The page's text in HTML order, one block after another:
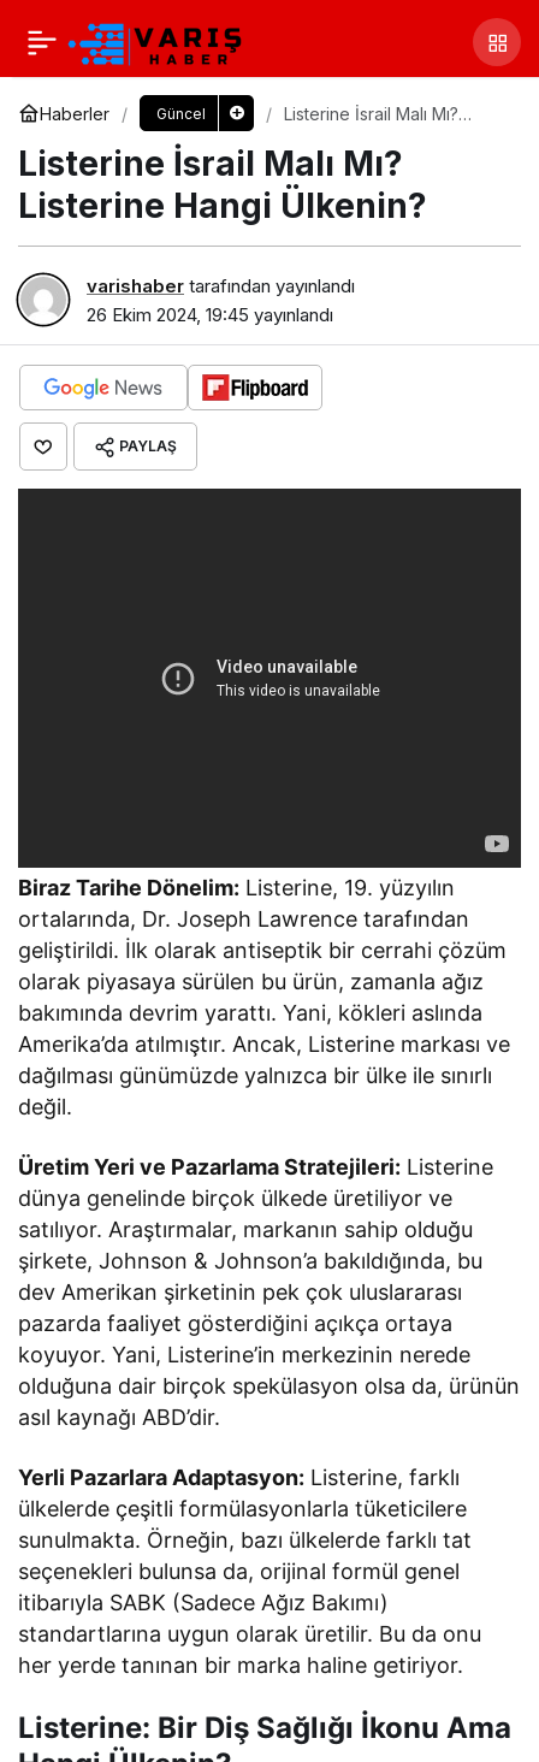
Haberler Güncel
Listerine İsrail Malı Mı?
Listerine İsrail Malı Mı?
Listerine Hangi Ülkenin?
varishaber tarafından yayınlandı
26 Ekim 2024, 19:45 yayınlandı
PAYLAŞ
Biraz Tarihe Dönelim: Listerine, 19. yüzyılın
ortalarında, Dr. Joseph Lawrence tarafından
geliştirildi. İlk olarak antiseptik bir cerrahi çözüm
olarak piyasaya sürülen bu ürün, zamanla ağız
bakımında devrim yarattı. Yani, kökleri aslında
Amerika’da atılmıştır. Ancak, Listerine markası ve
dağılması günümüzde yalnızca bir ülke ile sınırlı
değil.
Üretim Yeri ve Pazarlama Stratejileri: Listerine
dünya genelinde birçok ülkede üretiliyor ve
satılıyor. Araştırmalar, markanın sahip olduğu
şirkete, Johnson & Johnson’a bakıldığında, bu
dev Amerikan şirketinin pek çok uluslararası
pazarda faaliyet gösterdiğini açıkça ortaya
koyuyor. Yani, Listerine’in merkezinin nerede
olduğuna dair birçok spekülasyon olsa da, ürünün
asıl kaynağı ABD’dir.
Yerli Pazarlara Adaptasyon: Listerine, farklı
ülkelerde çeşitli formülasyonlarla tüketicilere
sunulmakta. Örneğin, bazı ülkelerde farklı tat
seçenekleri bulunsa da, orijinal formül genel
itibarıyla SABK (Sadece Ağız Bakımı)
standartlarına uygun olarak üretilir. Bu da onu
her yerde tanınan bir marka haline getiriyor.
Listerine: Bir Diş Sağlığı İkonu Ama